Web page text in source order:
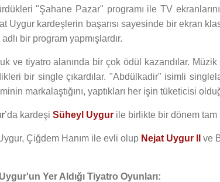
"Şahane Pazar" programı ile TV
Uygur kardeşlerin başarısı sayesinde bir ekran
adlı bir program yapmışlardır.
ve tiyatro alanında bir çok ödül kazandılar.
bir single çıkardılar. "Abdülkadir" isimli
markalaştığını, yaptıkları her işin tüketicisi
’da kardeşi Süheyl Uygur ile birlikte bir dönem tam
Çiğdem Hanım ile evli olup Nejat Uygur II ve
Yer Aldığı Tiyatro Oyunları: